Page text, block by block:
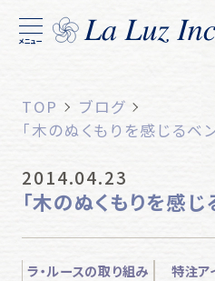
メニュー
TOP
ブログ
「木のぬくもりを感じるベ
2014.04.23
「木のぬくもりを感
ラ・ルースの取り組み 特注ア